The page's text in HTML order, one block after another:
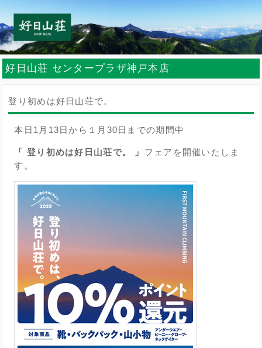
好日山荘 センタープラザ神戸本店
登り初めは好日山荘で。
本日1月13日から１月30日までの期間中
「 登り初めは好日山荘で。 」 フェアを開催いたしま
す。